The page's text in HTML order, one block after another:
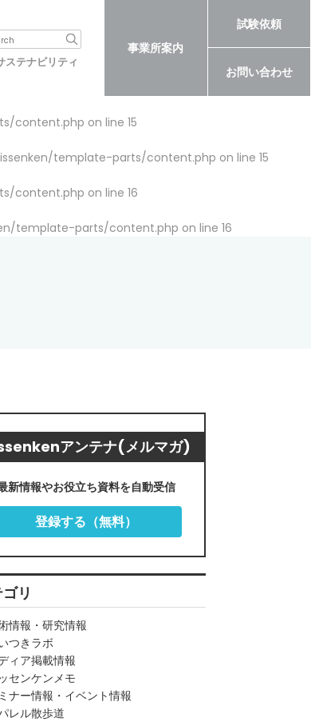
ステナビリティ
事業所案内
試験依頼
お問い合わせ
content.php on line 15
template-parts/content.php on line 15
content.php on line 16
template-parts/content.php on line 16
アンテナ(メルマガ)
新情報やお役立ち資料を自動受信
登録する（無料）
リ
情報・研究情報
つきラボ
ィア掲載情報
センケンメモ
ナー情報・イベント情報
レル散歩道